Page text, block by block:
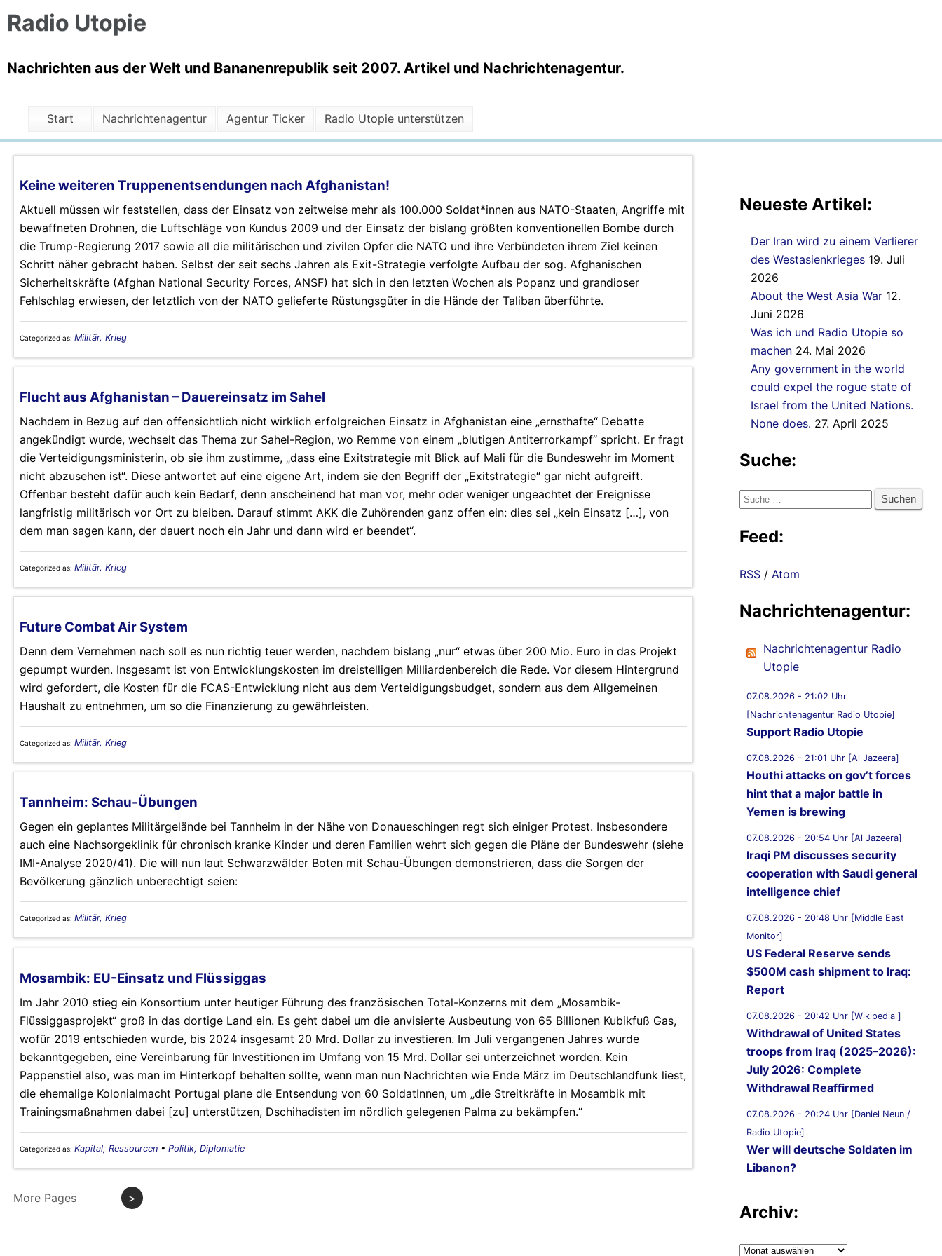
Radio Utopie
Nachrichten aus der Welt und Bananenrepublik seit 2007. Artikel und Nachrichtenagentur.
Start Nachrichtenagentur Agentur Ticker Radio Utopie unterstützen
Keine weiteren Truppenentsendungen nach Afghanistan!
Aktuell müssen wir feststellen, dass der Einsatz von zeitweise mehr als 100.000 Soldat*innen aus NATO-Staaten, Angriffe mit
bewaffneten Drohnen, die Luftschläge von Kundus 2009 und der Einsatz der bislang größten konventionellen Bombe durch
die Trump-Regierung 2017 sowie all die militärischen und zivilen Opfer die NATO und ihre Verbündeten ihrem Ziel keinen
Schritt näher gebracht haben. Selbst der seit sechs Jahren als Exit-Strategie verfolgte Aufbau der sog. Afghanischen
Sicherheitskräfte (Afghan National Security Forces, ANSF) hat sich in den letzten Wochen als Popanz und grandioser
Fehlschlag erwiesen, der letztlich von der NATO gelieferte Rüstungsgüter in die Hände der Taliban überführte.
Categorized as: Militär, Krieg
Flucht aus Afghanistan – Dauereinsatz im Sahel
Nachdem in Bezug auf den offensichtlich nicht wirklich erfolgreichen Einsatz in Afghanistan eine „ernsthafte“ Debatte
angekündigt wurde, wechselt das Thema zur Sahel-Region, wo Remme von einem „blutigen Antiterrorkampf“ spricht. Er fragt
die Verteidigungsministerin, ob sie ihm zustimme, „dass eine Exitstrategie mit Blick auf Mali für die Bundeswehr im Moment
nicht abzusehen ist“. Diese antwortet auf eine eigene Art, indem sie den Begriff der „Exitstrategie“ gar nicht aufgreift.
Offenbar besteht dafür auch kein Bedarf, denn anscheinend hat man vor, mehr oder weniger ungeachtet der Ereignisse
langfristig militärisch vor Ort zu bleiben. Darauf stimmt AKK die Zuhörenden ganz offen ein: dies sei „kein Einsatz […], von
dem man sagen kann, der dauert noch ein Jahr und dann wird er beendet“.
Categorized as: Militär, Krieg
Future Combat Air System
Denn dem Vernehmen nach soll es nun richtig teuer werden, nachdem bislang „nur“ etwas über 200 Mio. Euro in das Projekt
gepumpt wurden. Insgesamt ist von Entwicklungskosten im dreistelligen Milliardenbereich die Rede. Vor diesem Hintergrund
wird gefordert, die Kosten für die FCAS-Entwicklung nicht aus dem Verteidigungsbudget, sondern aus dem Allgemeinen
Haushalt zu entnehmen, um so die Finanzierung zu gewährleisten.
Categorized as: Militär, Krieg
Tannheim: Schau-Übungen
Gegen ein geplantes Militärgelände bei Tannheim in der Nähe von Donaueschingen regt sich einiger Protest. Insbesondere
auch eine Nachsorgeklinik für chronisch kranke Kinder und deren Familien wehrt sich gegen die Pläne der Bundeswehr (siehe
IMI-Analyse 2020/41). Die will nun laut Schwarzwälder Boten mit Schau-Übungen demonstrieren, dass die Sorgen der
Bevölkerung gänzlich unberechtigt seien:
Categorized as: Militär, Krieg
Mosambik: EU-Einsatz und Flüssiggas
Im Jahr 2010 stieg ein Konsortium unter heutiger Führung des französischen Total-Konzerns mit dem „Mosambik-
Flüssiggasprojekt“ groß in das dortige Land ein. Es geht dabei um die anvisierte Ausbeutung von 65 Billionen Kubikfuß Gas,
wofür 2019 entschieden wurde, bis 2024 insgesamt 20 Mrd. Dollar zu investieren. Im Juli vergangenen Jahres wurde
bekanntgegeben, eine Vereinbarung für Investitionen im Umfang von 15 Mrd. Dollar sei unterzeichnet worden. Kein
Pappenstiel also, was man im Hinterkopf behalten sollte, wenn man nun Nachrichten wie Ende März im Deutschlandfunk liest,
die ehemalige Kolonialmacht Portugal plane die Entsendung von 60 SoldatInnen, um „die Streitkräfte in Mosambik mit
Trainingsmaßnahmen dabei [zu] unterstützen, Dschihadisten im nördlich gelegenen Palma zu bekämpfen.“
Categorized as: Kapital, Ressourcen • Politik, Diplomatie
More Pages >
Neueste Artikel:
Der Iran wird zu einem Verlierer
des Westasienkrieges 19. Juli
2026
About the West Asia War 12.
Juni 2026
Was ich und Radio Utopie so
machen 24. Mai 2026
Any government in the world
could expel the rogue state of
Israel from the United Nations.
None does. 27. April 2025
Suche:
Suche
Feed:
RSS / Atom
Nachrichtenagentur:
Nachrichtenagentur Radio
Utopie
07.08.2026 - 21:02 Uhr
[Nachrichtenagentur Radio Utopie]
Support Radio Utopie
07.08.2026 - 21:01 Uhr [Al Jazeera]
Houthi attacks on gov’t forces
hint that a major battle in
Yemen is brewing
07.08.2026 - 20:54 Uhr [Al Jazeera]
Iraqi PM discusses security
cooperation with Saudi general
intelligence chief
07.08.2026 - 20:48 Uhr [Middle East
Monitor]
US Federal Reserve sends
$500M cash shipment to Iraq:
Report
07.08.2026 - 20:42 Uhr [Wikipedia ]
Withdrawal of United States
troops from Iraq (2025–2026):
July 2026: Complete
Withdrawal Reaffirmed
07.08.2026 - 20:24 Uhr [Daniel Neun /
Radio Utopie]
Wer will deutsche Soldaten im
Libanon?
Eye]
of countries that could send
Archiv:
Archiv: